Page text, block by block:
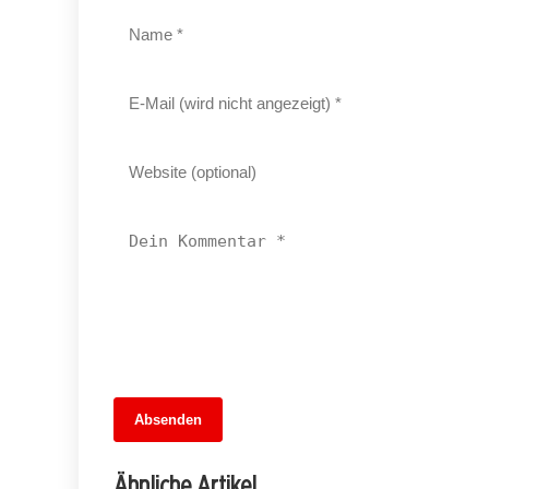
Absenden
Ein Abend zwischen Erinnerungen und
Emotionen: Helene Fischer begeistert im